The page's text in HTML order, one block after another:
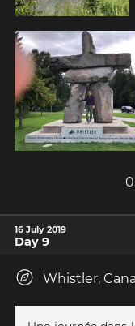
0
16 July 2019
Day 9
Whistler,